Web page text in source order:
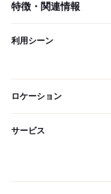
特徴・関連情報
利用シーン
ロケーション
サービス